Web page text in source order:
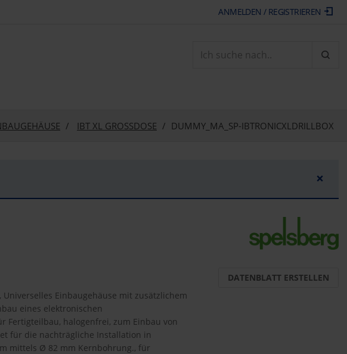
ANMELDEN / REGISTRIEREN
IBT XL GROSSDOSE DUMMY_MA_SP-IBTRONICXLDRILLBOX
×
Universelles Einbaugehäuse mit zusätzlichem
eines elektronischen
Fertigteilbau, halogenfrei, zum Einbau von
für die nachträgliche Installation in
mittels Ø 82 mm Kernbohrung., für
DATENBLATT ERSTELLEN